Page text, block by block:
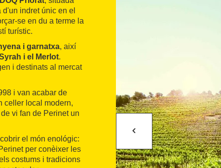
indret únic en el
se en du a terme la
turístic.
i garnatxa, així
i el Merlot.
i destinats al mercat
i van acabar de
celler local modern,
vi fan de Perinet un
el món enológic:
per conèixer les
costums i tradicions